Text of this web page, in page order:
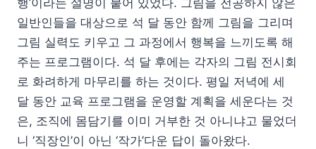
행’이라는 설명이 붙어 있었다. 그림을 전공하지 않은
일반인들을 대상으로 석 달 동안 함께 그림을 그리며
그림 실력도 키우고 그 과정에서 행복을 느끼도록 해
주는 프로그램이다. 석 달 후에는 각자의 그림 전시회
로 화려하게 마무리를 하는 것이다. 평일 저녁에 세
달 동안 교육 프로그램을 운영할 계획을 세운다는 것
은, 조직에 몸담기를 이미 거부한 것 아니냐고 물었더
니 ‘직장인’이 아닌 ‘작가’다운 답이 돌아왔다.